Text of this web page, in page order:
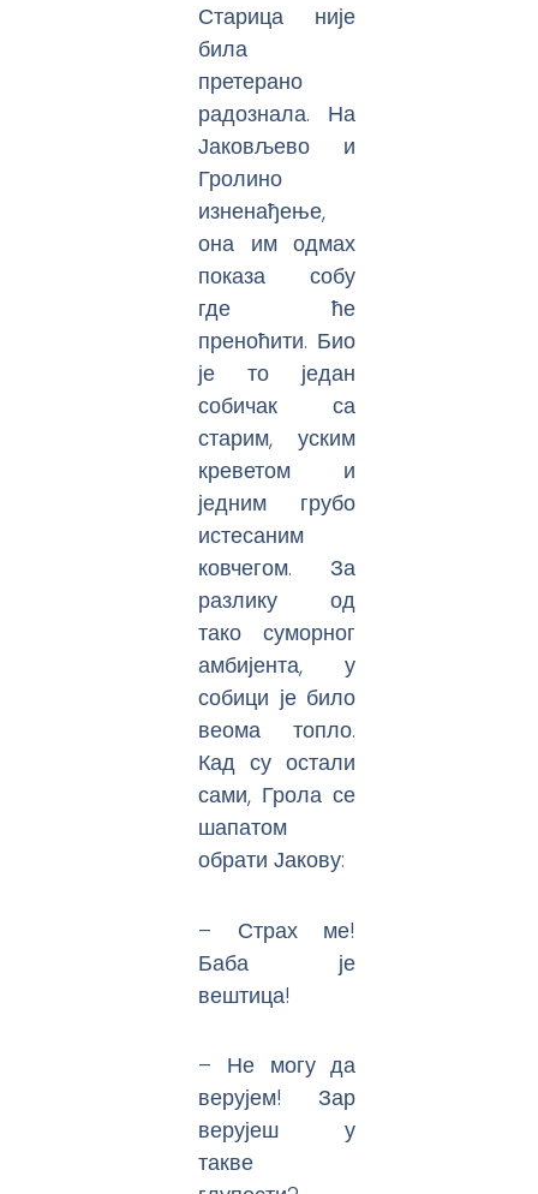
Старица није
била
претерано
радознала. На
Јаковљево и
Гролино
изненађење,
она им одмах
показа собу
где ће
преноћити. Био
је то један
собичак са
старим, уским
креветом и
једним грубо
истесаним
ковчегом. За
разлику од
тако суморног
амбијента, у
собици је било
веома топло.
Кад су остали
сами, Грола се
шапатом
обрати Јакову:
– Страх ме!
Баба је
вештица!
– Не могу да
верујем! Зар
верујеш у
такве